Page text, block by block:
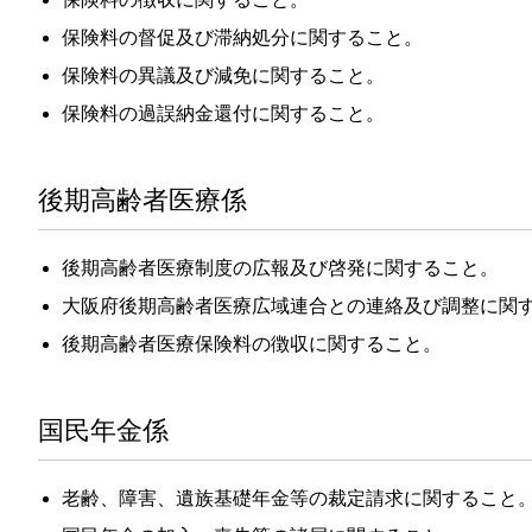
保険料の督促及び滞納処分に関すること。
保険料の異議及び減免に関すること。
保険料の過誤納金還付に関すること。
後期高齢者医療係
後期高齢者医療制度の広報及び啓発に関すること。
大阪府後期高齢者医療広域連合との連絡及び調整に関
後期高齢者医療保険料の徴収に関すること。
国民年金係
老齢、障害、遺族基礎年金等の裁定請求に関すること。